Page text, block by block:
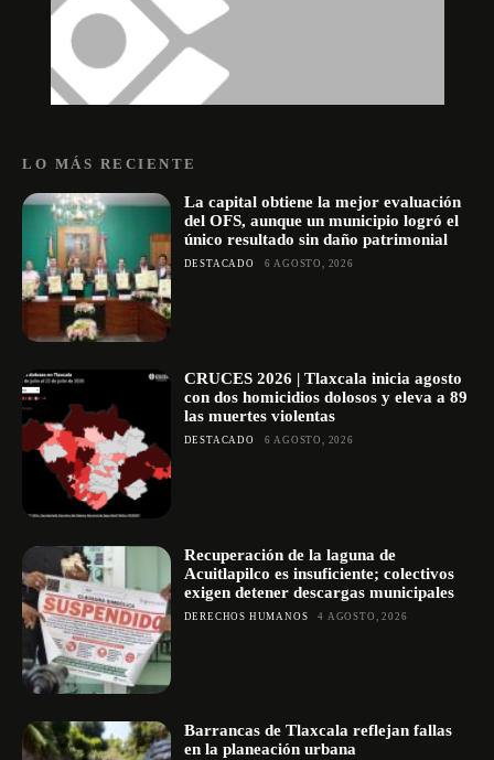
LO MÁS RECIENTE
La capital obtiene la mejor evaluación
del OFS, aunque un municipio logró el
único resultado sin daño patrimonial
DESTACADO 6 AGOSTO, 2026
CRUCES 2026 | Tlaxcala inicia agosto
con dos homicidios dolosos y eleva a 89
las muertes violentas
DESTACADO 6 AGOSTO, 2026
Recuperación de la laguna de
Acuitlapilco es insuficiente; colectivos
exigen detener descargas municipales
DERECHOS HUMANOS 4 AGOSTO, 2026
Barrancas de Tlaxcala reflejan fallas
en la planeación urbana